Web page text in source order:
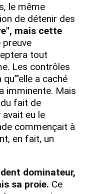
le même
de détenir des
mais cette
preuve
tout
Les contrôles
a caché
imminente. Mais
fait de
avait eu le
commençait à
en fait, un
dominateur,
sa proie. Ce